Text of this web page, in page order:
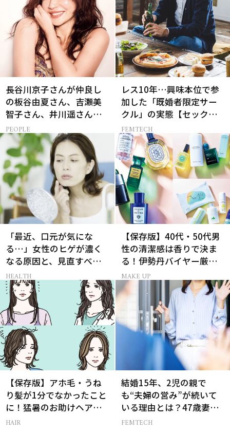
長谷川京子さんが仲良し
の板谷由夏さん、吉瀬美
智子さん、井川遥さんと
集まる理由は…
PEOPLE
レス10年…興味本位で参
加した「既婚者限定サー
クル」の実態【セックス
レス AND THE CITY -女た
ちの告白-】
FEMTECH
「最近、口元が気にな
る…」女性のヒゲが濃く
なる原因と、見直すべき
生活習慣［医師監修］
HEALTH
【保存版】40代・50代男
性の清潔感は香りで決ま
る！伊勢丹バイヤー厳選
フレグランス15選
MAKE UP
【保存版】アホ毛・うね
り髪が1分でなかったこと
に！猛暑のお助けヘアア
イテム16選
HAIR
結婚15年、2児の親で
も“夫婦の営み”が続いて
いる理由とは？47歳妻が
実践する【レスにならな
FEMTECH